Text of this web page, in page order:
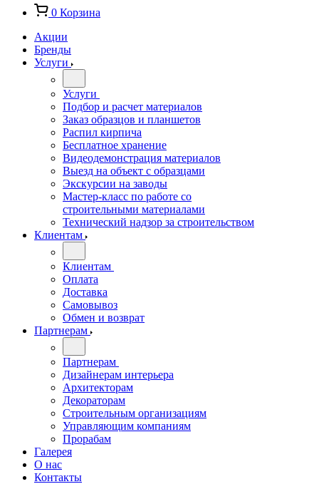
0 Корзина
Акции
Бренды
Услуги
Услуги
Подбор и расчет материалов
Заказ образцов и планшетов
Распил кирпича
Бесплатное хранение
Видеодемонстрация материалов
Выезд на объект с образцами
Экскурсии на заводы
Мастер-класс по работе со
строительными материалами
Технический надзор за строительством
Клиентам
Клиентам
Оплата
Доставка
Самовывоз
Обмен и возврат
Партнерам
Партнерам
Дизайнерам интерьера
Архитекторам
Декораторам
Строительным организациям
Управляющим компаниям
Прорабам
Галерея
О нас
Контакты